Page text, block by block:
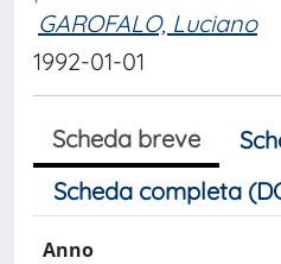
GAROFALO, Luciano
1992-01-01
Scheda breve
Scheda completa
Anno